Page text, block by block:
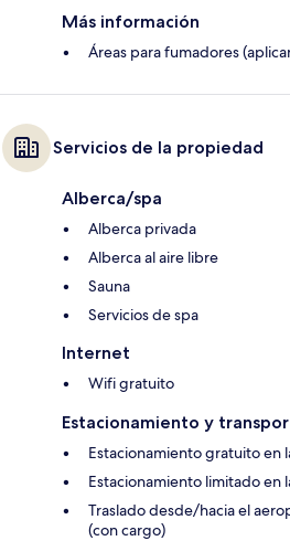
Más información
Áreas para fumadores
Servicios de la propiedad
Alberca/spa
Alberca privada
Alberca al aire libre
Sauna
Servicios de spa
Internet
Wifi gratuito
Estacionamiento y
Estacionamiento gratuito en
Estacionamiento limitado en
Traslado desde/hacia el
(con cargo)